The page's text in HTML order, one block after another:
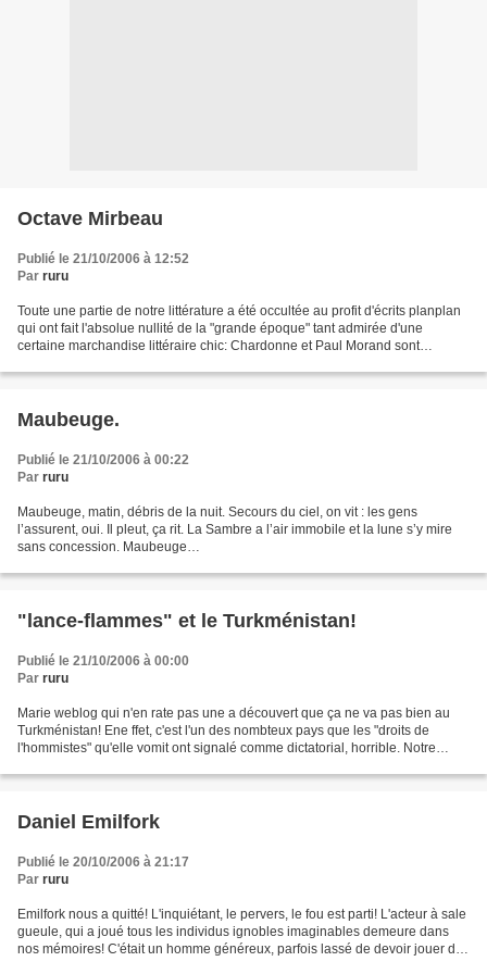
Octave Mirbeau
Publié le 21/10/2006 à 12:52
Par ruru
Toute une partie de notre littérature a été occultée au profit d'écrits planplan
qui ont fait l'absolue nullité de la "grande époque" tant admirée d'une
certaine marchandise littéraire chic: Chardonne et Paul Morand sont
Maubeuge.
Publié le 21/10/2006 à 00:22
Par ruru
Maubeuge, matin, débris de la nuit. Secours du ciel, on vit : les gens
l’assurent, oui. Il pleut, ça rit. La Sambre a l’air immobile et la lune s’y mire
sans concession. Maubeuge…
"lance-flammes" et le Turkménistan!
Publié le 21/10/2006 à 00:00
Par ruru
Marie weblog qui n'en rate pas une a découvert que ça ne va pas bien au
Turkménistan! Ene ffet, c'est l'un des nombteux pays que les "droits de
l'hommistes" qu'elle vomit ont signalé comme dictatorial, horrible. Notre
Daniel Emilfork
Publié le 20/10/2006 à 21:17
Par ruru
Emilfork nous a quitté! L'inquiétant, le pervers, le fou est parti! L'acteur à sale
gueule, qui a joué tous les individus ignobles imaginables demeure dans
nos mémoires! C'était un homme généreux, parfois lassé de devoir jouer des